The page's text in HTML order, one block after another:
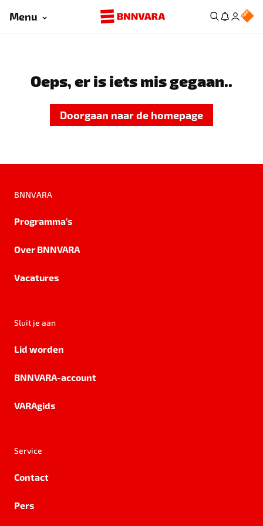
Menu
Oeps, er is iets mis gegaan..
Doorgaan naar de homepage
BNNVARA
Programma's
Over BNNVARA
Vacatures
Sluit je aan
Lid worden
BNNVARA-account
VARAgids
Service
Contact
Pers